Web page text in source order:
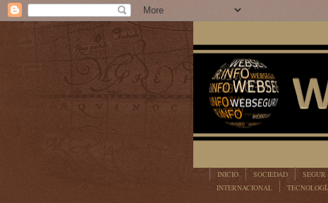
INICIO SOCIEDAD
INTERNACIONAL